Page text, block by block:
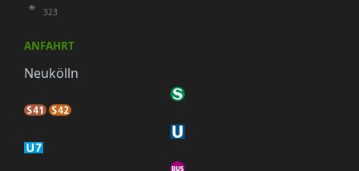
323
ANFAHRT
Neukölln